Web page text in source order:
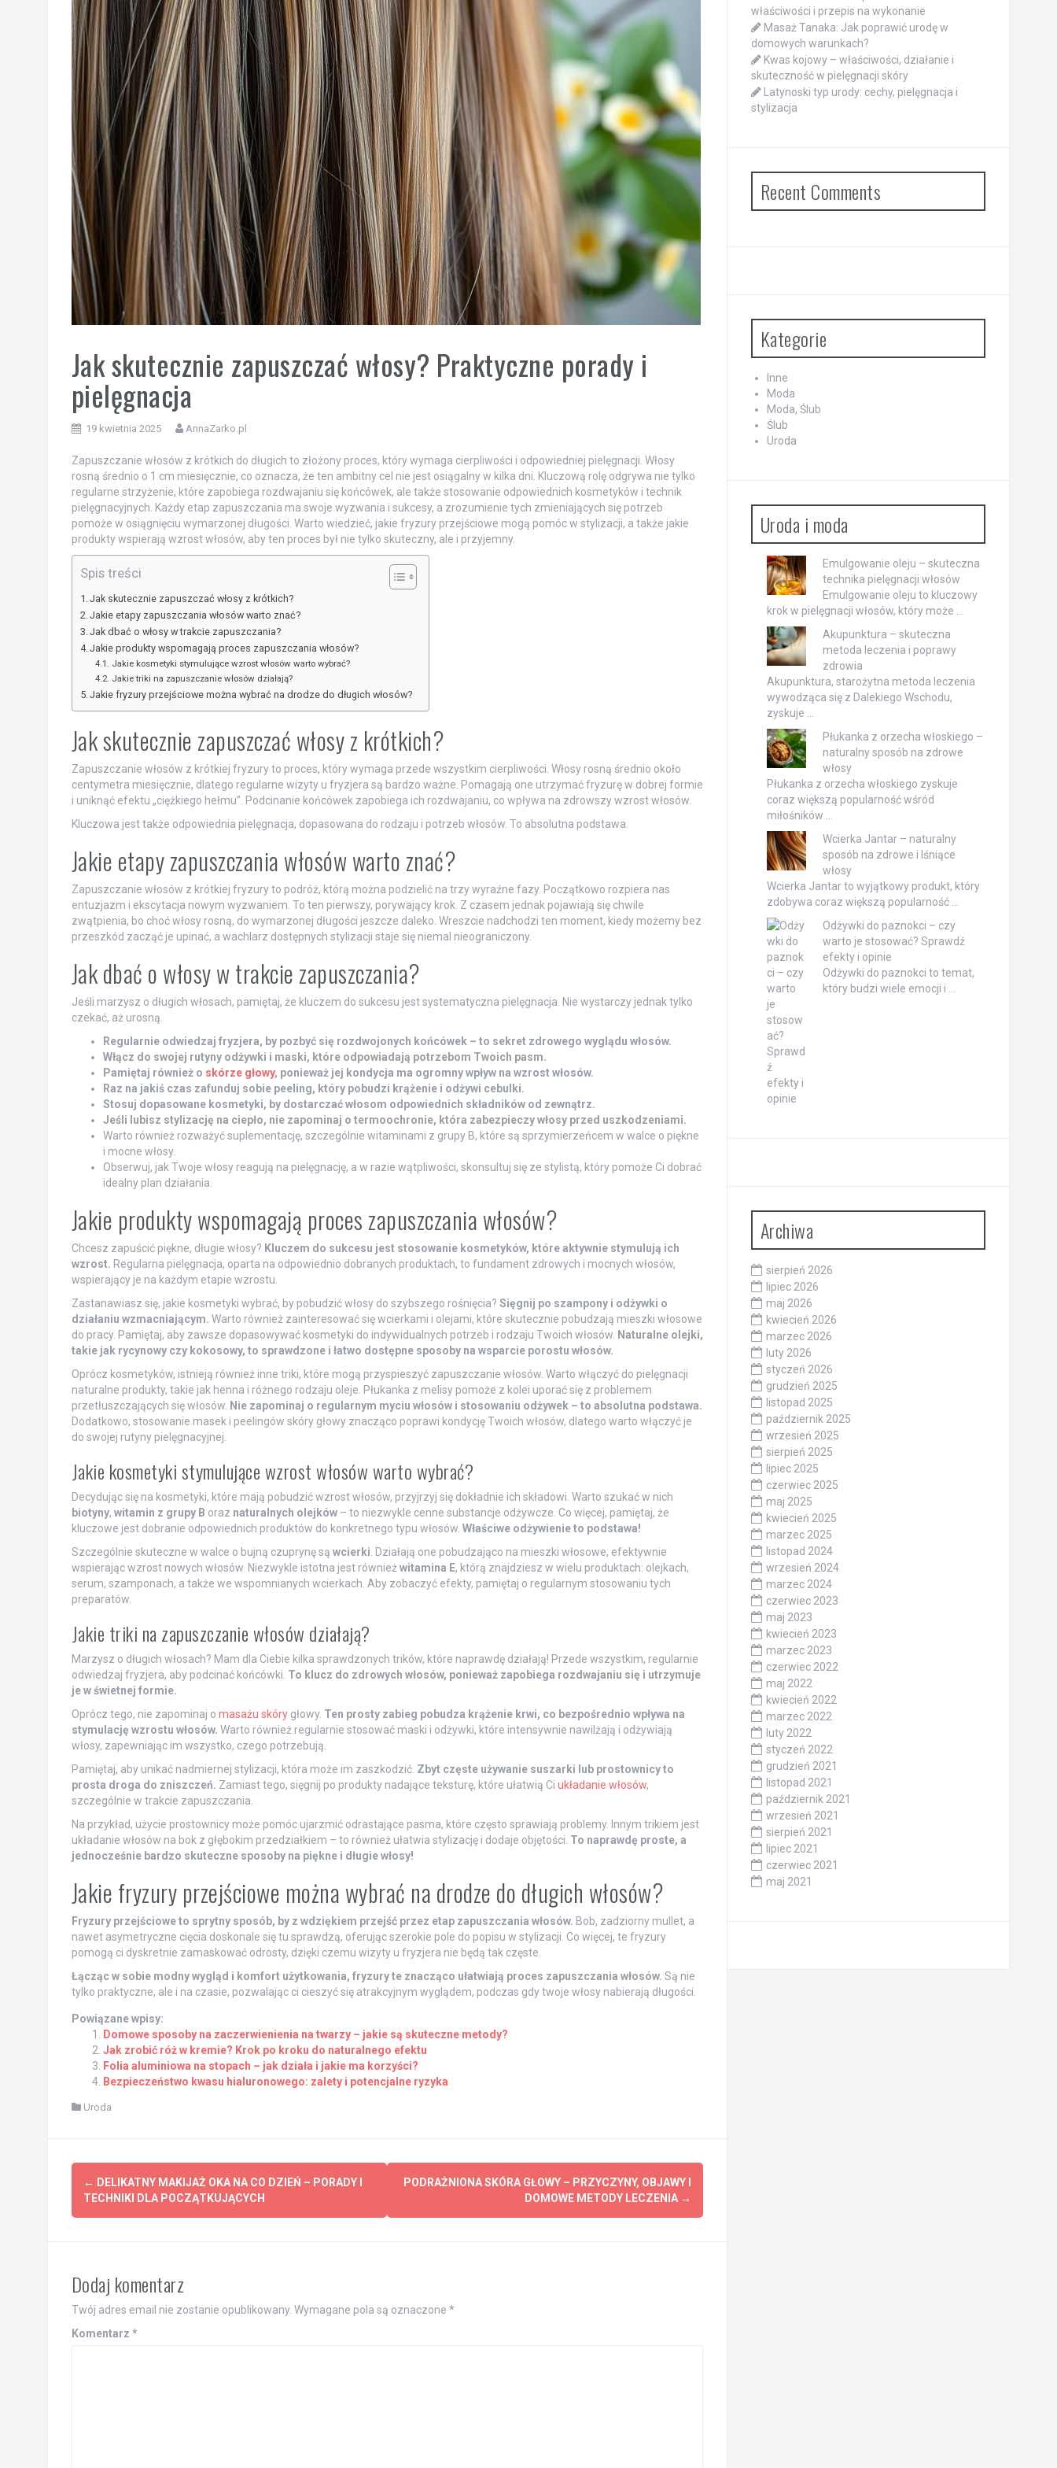
Jak skutecznie zapuszczać włosy? Praktyczne porady i
pielęgnacja
19 kwietnia 2025 AnnaZarko.pl
Zapuszczanie włosów z krótkich do długich to złożony proces, który wymaga cierpliwości i odpowiedniej pielęgnacji. Włosy
rosną średnio o 1 cm miesięcznie, co oznacza, że ten ambitny cel nie jest osiągalny w kilka dni. Kluczową rolę odgrywa nie tylko
regularne strzyżenie, które zapobiega rozdwajaniu się końcówek, ale także stosowanie odpowiednich kosmetyków i technik
pielęgnacyjnych. Każdy etap zapuszczania ma swoje wyzwania i sukcesy, a zrozumienie tych zmieniających się potrzeb
pomoże w osiągnięciu wymarzonej długości. Warto wiedzieć, jakie fryzury przejściowe mogą pomóc w stylizacji, a także jakie
produkty wspierają wzrost włosów, aby ten proces był nie tylko skuteczny, ale i przyjemny.
Spis treści
Jak skutecznie zapuszczać włosy z krótkich?
Jakie etapy zapuszczania włosów warto znać?
Jak dbać o włosy w trakcie zapuszczania?
Jakie produkty wspomagają proces zapuszczania włosów?
Jakie kosmetyki stymulujące wzrost włosów warto wybrać?
Jakie triki na zapuszczanie włosów działają?
Jakie fryzury przejściowe można wybrać na drodze do długich włosów?
Jak skutecznie zapuszczać włosy z krótkich?
Zapuszczanie włosów z krótkiej fryzury to proces, który wymaga przede wszystkim cierpliwości. Włosy rosną średnio około
centymetra miesięcznie, dlatego regularne wizyty u fryzjera są bardzo ważne. Pomagają one utrzymać fryzurę w dobrej formie
i uniknąć efektu „ciężkiego hełmu”. Podcinanie końcówek zapobiega ich rozdwajaniu, co wpływa na zdrowszy wzrost włosów.
Kluczowa jest także odpowiednia pielęgnacja, dopasowana do rodzaju i potrzeb włosów. To absolutna podstawa.
Jakie etapy zapuszczania włosów warto znać?
Zapuszczanie włosów z krótkiej fryzury to podróż, którą można podzielić na trzy wyraźne fazy. Początkowo rozpiera nas
entuzjazm i ekscytacja nowym wyzwaniem. To ten pierwszy, porywający krok. Z czasem jednak pojawiają się chwile
zwątpienia, bo choć włosy rosną, do wymarzonej długości jeszcze daleko. Wreszcie nadchodzi ten moment, kiedy możemy bez
przeszkód zacząć je upinać, a wachlarz dostępnych stylizacji staje się niemal nieograniczony.
Jak dbać o włosy w trakcie zapuszczania?
Jeśli marzysz o długich włosach, pamiętaj, że kluczem do sukcesu jest systematyczna pielęgnacja. Nie wystarczy jednak tylko
czekać, aż urosną.
Regularnie odwiedzaj fryzjera, by pozbyć się rozdwojonych końcówek – to sekret zdrowego wyglądu włosów.
Włącz do swojej rutyny odżywki i maski, które odpowiadają potrzebom Twoich pasm.
Pamiętaj również o skórze głowy, ponieważ jej kondycja ma ogromny wpływ na wzrost włosów.
Raz na jakiś czas zafunduj sobie peeling, który pobudzi krążenie i odżywi cebulki.
Stosuj dopasowane kosmetyki, by dostarczać włosom odpowiednich składników od zewnątrz.
Jeśli lubisz stylizację na ciepło, nie zapominaj o termoochronie, która zabezpieczy włosy przed uszkodzeniami.
Warto również rozważyć suplementację, szczególnie witaminami z grupy B, które są sprzymierzeńcem w walce o piękne
i mocne włosy.
Obserwuj, jak Twoje włosy reagują na pielęgnację, a w razie wątpliwości, skonsultuj się ze stylistą, który pomoże Ci dobrać
idealny plan działania.
Jakie produkty wspomagają proces zapuszczania włosów?
Chcesz zapuścić piękne, długie włosy? Kluczem do sukcesu jest stosowanie kosmetyków, które aktywnie stymulują ich
wzrost. Regularna pielęgnacja, oparta na odpowiednio dobranych produktach, to fundament zdrowych i mocnych włosów,
wspierający je na każdym etapie wzrostu.
Zastanawiasz się, jakie kosmetyki wybrać, by pobudzić włosy do szybszego rośnięcia? Sięgnij po szampony i odżywki o
działaniu wzmacniającym. Warto również zainteresować się wcierkami i olejami, które skutecznie pobudzają mieszki włosowe
do pracy. Pamiętaj, aby zawsze dopasowywać kosmetyki do indywidualnych potrzeb i rodzaju Twoich włosów. Naturalne olejki,
takie jak rycynowy czy kokosowy, to sprawdzone i łatwo dostępne sposoby na wsparcie porostu włosów.
Oprócz kosmetyków, istnieją również inne triki, które mogą przyspieszyć zapuszczanie włosów. Warto włączyć do pielęgnacji
naturalne produkty, takie jak henna i różnego rodzaju oleje. Płukanka z melisy pomoże z kolei uporać się z problemem
przetłuszczających się włosów. Nie zapominaj o regularnym myciu włosów i stosowaniu odżywek – to absolutna podstawa.
Dodatkowo, stosowanie masek i peelingów skóry głowy znacząco poprawi kondycję Twoich włosów, dlatego warto włączyć je
do swojej rutyny pielęgnacyjnej.
Jakie kosmetyki stymulujące wzrost włosów warto wybrać?
Decydując się na kosmetyki, które mają pobudzić wzrost włosów, przyjrzyj się dokładnie ich składowi. Warto szukać w nich
biotyny, witamin z grupy B oraz naturalnych olejków– to niezwykle cenne substancje odżywcze. Co więcej, pamiętaj, że
kluczowe jest dobranie odpowiednich produktów do konkretnego typu włosów. Właściwe odżywienie to podstawa!
Szczególnie skuteczne w walce o bujną czuprynę są wcierki . Działają one pobudzająco na mieszki włosowe, efektywnie
wspierając wzrost nowych włosów. Niezwykle istotna jest również witamina E, którą znajdziesz w wielu produktach: olejkach,
serum, szamponach, a także we wspomnianych wcierkach. Aby zobaczyć efekty, pamiętaj o regularnym stosowaniu tych
preparatów.
Jakie triki na zapuszczanie włosów działają?
Marzysz o długich włosach? Mam dla Ciebie kilka sprawdzonych trików, które naprawdę działają! Przede wszystkim, regularnie
odwiedzaj fryzjera, aby podcinać końcówki. To klucz do zdrowych włosów, ponieważ zapobiega rozdwajaniu się i utrzymuje
je w świetnej formie.
Oprócz tego, nie zapominaj o masażu skórygłowy. Ten prosty zabieg pobudza krążenie krwi, co bezpośrednio wpływa na
stymulację wzrostu włosów. Warto również regularnie stosować maski i odżywki, które intensywnie nawilżają i odżywiają
włosy, zapewniając im wszystko, czego potrzebują.
Pamiętaj, aby unikać nadmiernej stylizacji, która może im zaszkodzić. Zbyt częste używanie suszarki lub prostownicy to
prosta droga do zniszczeń. Zamiast tego, sięgnij po produkty nadające teksturę, które ułatwią Ci układanie włosów,
szczególnie w trakcie zapuszczania.
Na przykład, użycie prostownicy może pomóc ujarzmić odrastające pasma, które często sprawiają problemy. Innym trikiem jest
układanie włosów na bok z głębokim przedziałkiem – to również ułatwia stylizację i dodaje objętości. To naprawdę proste, a
jednocześnie bardzo skuteczne sposoby na piękne i długie włosy!
Jakie fryzury przejściowe można wybrać na drodze do długich włosów?
Fryzury przejściowe to sprytny sposób, by z wdziękiem przejść przez etap zapuszczania włosów. Bob, zadziorny mullet, a
nawet asymetryczne cięcia doskonale się tu sprawdzą, oferując szerokie pole do popisu w stylizacji. Co więcej, te fryzury
pomogą ci dyskretnie zamaskować odrosty, dzięki czemu wizyty u fryzjera nie będą tak częste.
Łącząc w sobie modny wygląd i komfort użytkowania, fryzury te znacząco ułatwiają proces zapuszczania włosów. Są nie
tylko praktyczne, ale i na czasie, pozwalając ci cieszyć się atrakcyjnym wyglądem, podczas gdy twoje włosy nabierają długości.
Powiązane wpisy:
Domowe sposoby na zaczerwienienia na twarzy – jakie są skuteczne metody?
Jak zrobić róż w kremie? Krok po kroku do naturalnego efektu
Folia aluminiowa na stopach – jak działa i jakie ma korzyści?
Bezpieczeństwo kwasu hialuronowego: zalety i potencjalne ryzyka
Uroda
Post
navigation
← DELIKATNY MAKIJAŻ OKA NA CO DZIEŃ – PORADY I
TECHNIKI DLA POCZĄTKUJĄCYCH
PODRAŻNIONA SKÓRA GŁOWY – PRZYCZYNY, OBJAWY I
DOMOWE METODY LECZENIA →
Dodaj komentarz
Twój adres email nie zostanie opublikowany. Wymagane pola są oznaczone *
Komentarz *
właściwości i przepis na wykonanie
Masaż Tanaka: Jak poprawić urodę w
domowych warunkach?
Kwas kojowy – właściwości, działanie i
skuteczność w pielęgnacji skóry
Latynoski typ urody: cechy, pielęgnacja i
stylizacja
Recent Comments
Kategorie
Inne
Moda
Moda, Ślub
Ślub
Uroda
Uroda i moda
Emulgowanie oleju – skuteczna
technika pielęgnacji włosów
Emulgowanie oleju to kluczowy
krok w pielęgnacji włosów, który może …
Akupunktura – skuteczna
metoda leczenia i poprawy
zdrowia
Akupunktura, starożytna metoda leczenia
wywodząca się z Dalekiego Wschodu,
zyskuje …
Płukanka z orzecha włoskiego –
naturalny sposób na zdrowe
włosy
Płukanka z orzecha włoskiego zyskuje
coraz większą popularność wśród
miłośników …
Wcierka Jantar – naturalny
sposób na zdrowe i lśniące
włosy
Wcierka Jantar to wyjątkowy produkt, który
zdobywa coraz większą popularność …
Odżywki do paznokci – czy
warto je stosować? Sprawdź
efekty i opinie
Odżywki do paznokci to temat,
który budzi wiele emocji i …
Archiwa
sierpień 2026
lipiec 2026
maj 2026
kwiecień 2026
marzec 2026
luty 2026
styczeń 2026
grudzień 2025
listopad 2025
październik 2025
wrzesień 2025
sierpień 2025
lipiec 2025
czerwiec 2025
maj 2025
kwiecień 2025
marzec 2025
listopad 2024
wrzesień 2024
marzec 2024
czerwiec 2023
maj 2023
kwiecień 2023
marzec 2023
czerwiec 2022
maj 2022
kwiecień 2022
marzec 2022
luty 2022
styczeń 2022
grudzień 2021
listopad 2021
październik 2021
wrzesień 2021
sierpień 2021
lipiec 2021
czerwiec 2021
maj 2021